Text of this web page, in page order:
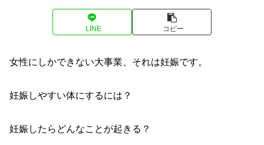
LINE コピー
女性にしかできない大事業、それは妊娠です。
妊娠しやすい体にするには？
妊娠したらどんなことが起きる？